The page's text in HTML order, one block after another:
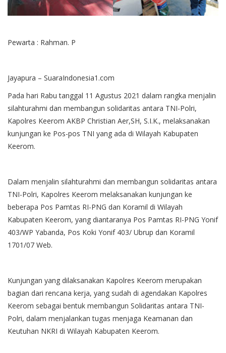
Pewarta : Rahman. P
Jayapura – SuaraIndonesia1.com
Pada hari Rabu tanggal 11 Agustus 2021 dalam rangka menjalin
silahturahmi dan membangun solidaritas antara TNI-Polri,
Kapolres Keerom AKBP Christian Aer,SH, S.I.K., melaksanakan
kunjungan ke Pos-pos TNI yang ada di Wilayah Kabupaten
Keerom.
Dalam menjalin silahturahmi dan membangun solidaritas antara
TNI-Polri, Kapolres Keerom melaksanakan kunjungan ke
beberapa Pos Pamtas RI-PNG dan Koramil di Wilayah
Kabupaten Keerom, yang diantaranya Pos Pamtas RI-PNG Yonif
403/WP Yabanda, Pos Koki Yonif 403/ Ubrup dan Koramil
1701/07 Web.
Kunjungan yang dilaksanakan Kapolres Keerom merupakan
bagian dari rencana kerja, yang sudah di agendakan Kapolres
Keerom sebagai bentuk membangun Solidaritas antara TNI-
Polri, dalam menjalankan tugas menjaga Keamanan dan
Keutuhan NKRI di Wilayah Kabupaten Keerom.